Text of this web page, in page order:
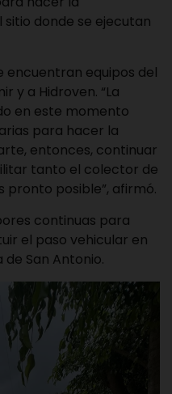
sitio donde se ejecutan
encuentran equipos del
y a Hidroven. “La
en este momento
para hacer la
entonces, continuar
tanto el colector de
pronto posible”, afirmó.
continuas para
el paso vehicular en
San Antonio.